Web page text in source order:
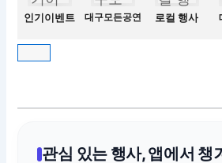
인기이벤트 대구모든공연 로컬 행사
관심 있는 행사, 앱에서 챙